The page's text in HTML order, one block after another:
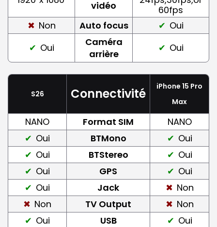
vidéo
60fps
Non
Auto focus
Oui
Oui
Caméra
arrière
Oui
S26 Connectivité
iPhone 15 Pro
Max
NANO Format SIM
NANO
Oui
BTMono
Oui
Oui
BTStereo
Oui
Oui
GPS
Oui
Oui
Jack
Non
Non
TV Output
Non
Oui
USB
Oui